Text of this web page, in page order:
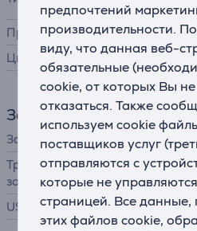
предпочтений
производительности.
виду, что данная веб-
обязательные
cookie, от которых Вы
отказаться. Также
используем cookie
поставщиков услуг
отправляются с
которые не
страницей. Все данные,
этих файлов cookie,
Производитель
Цвет
Зарядное устройство
Зарядное устройство
Требуемая мощность
зарядного устройства
USB PD